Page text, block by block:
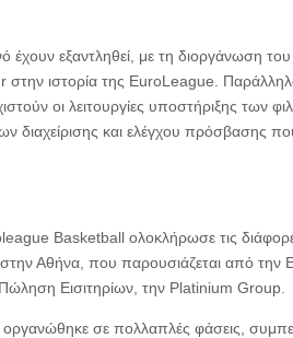
έχουν εξαντληθεί, με τη διοργάνωση
στην ιστορία της EuroLeague.
οι λειτουργίες υποστήριξης των
και ελέγχου πρόσβασης
Basketball ολοκλήρωσε τις
Αθήνα, που παρουσιάζεται από την
Εισιτηρίων, την Platinium Group.
οργανώθηκε σε πολλαπλές φάσεις,